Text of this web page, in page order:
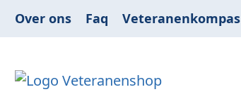
Over ons Faq Veteranenkompas